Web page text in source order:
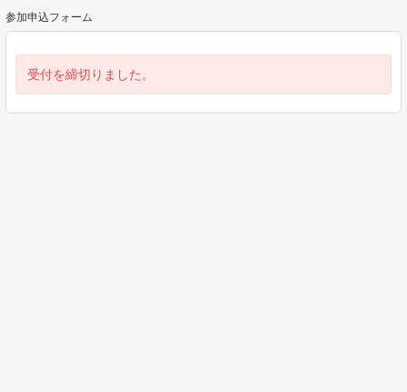
参加申込フォーム
受付を締切りました。